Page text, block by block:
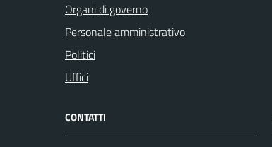
Organi di governo
Personale amministrativo
Politici
Uffici
CONTATTI